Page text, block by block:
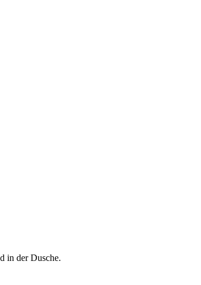
in der Dusche.